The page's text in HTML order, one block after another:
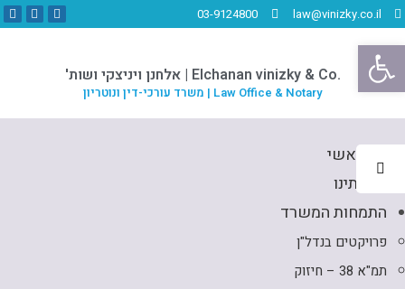
law@vinizky.co.il
03-9124800
.Elchanan vinizky & Co | אלחנן ויניצקי ושות'
Law Office & Notary | משרד עורכי-דין ונוטריון
דף ראשי
אודותינו
התמחות המשרד
פרויקטים בנדל"ן
תמ"א 38 – חיזוק
פתח סרגל נגישות